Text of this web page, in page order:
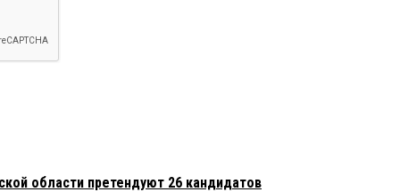
области претендуют 26 кандидатов